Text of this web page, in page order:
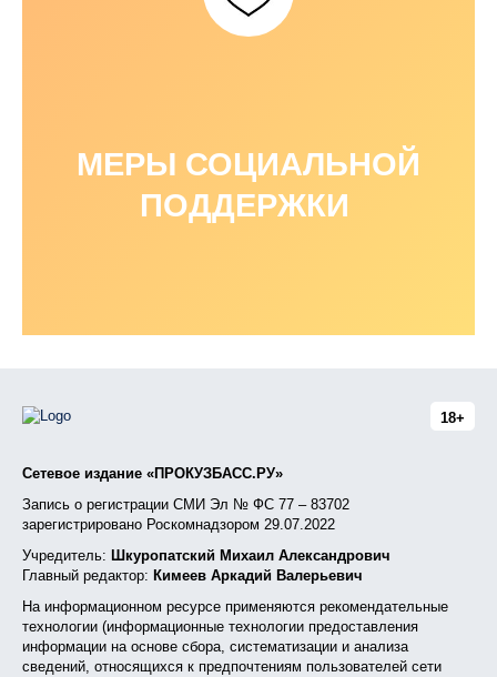
МЕРЫ СОЦИАЛЬНОЙ
ПОДДЕРЖКИ
18+
Сетевое издание «ПРОКУЗБАСС.РУ»
Запись о регистрации СМИ Эл № ФС 77 – 83702
зарегистрировано Роскомнадзором 29.07.2022
Учредитель: Шкуропатский Михаил Александрович
Главный редактор: Кимеев Аркадий Валерьевич
На информационном ресурсе применяются рекомендательные
технологии (информационные технологии предоставления
информации на основе сбора, систематизации и анализа
сведений, относящихся к предпочтениям пользователей сети